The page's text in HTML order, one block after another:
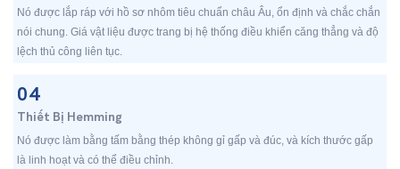
Nó được lắp ráp với hồ sơ nhôm tiêu chuẩn châu Âu, ổn định và chắc chắn
nói chung. Giá vật liệu được trang bị hệ thống điều khiển căng thẳng và độ
lệch thủ công liên tục.
04
Thiết Bị Hemming
Nó được làm bằng tấm bằng thép không gỉ gấp và đúc, và kích thước gấp
là linh hoạt và có thể điều chỉnh.